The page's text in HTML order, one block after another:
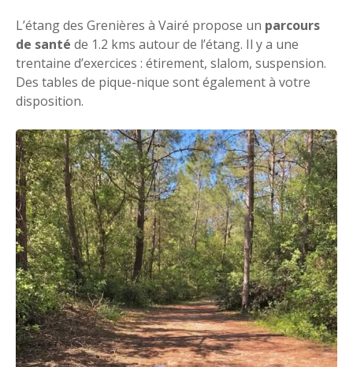
L’étang des Grenières à Vairé propose un parcours
de santé de 1.2 kms autour de l’étang. Il y a une
trentaine d’exercices : étirement, slalom, suspension.
Des tables de pique-nique sont également à votre
disposition.